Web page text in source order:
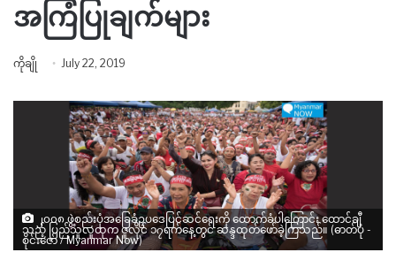
အကြံပြုချက်များ
ကိုချို July 22, 2019
၂၀၀၈ ဖွဲ့စည်းပုံအခြေခံဥပဒေပြင်ဆင်ရေးကို ထောက်ခံပါကြောင်း ထောင်ချီ
သည့် ပြည်သူလူထုက ဇူလိုင် ၁၇ရက်နေ့တွင် ဆန္ဒထုတ်ဖော်ခဲ့ကြသည်။ (ဓာတ်ပုံ -
စိုင်းဇော် / Myanmar Now)